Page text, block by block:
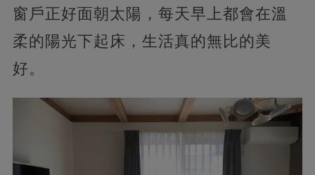
窗戶正好面朝太陽，每天早上都會在溫
柔的陽光下起床，生活真的無比的美
好。